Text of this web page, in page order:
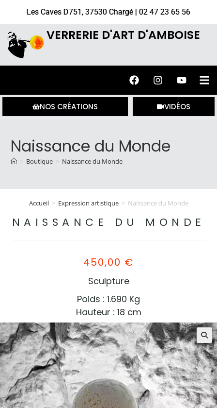
Les Caves D751, 37530 Chargé | 02 47 23 65 56
VERRERIE D'ART D'AMBOISE
NOS CRÉATIONS VIDÉOS
Naissance du Monde
> Boutique > Naissance du Monde
Accueil > Expression artistique > Naissance du Monde
NAISSANCE DU MONDE
450,00 €
Sculpture
Poids : 1.690 Kg
Hauteur : 18 cm
🔍